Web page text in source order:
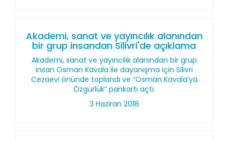
Akademi, sanat ve yayıncılık alanından
bir grup insandan Silivri'de açıklama
Akademi, sanat ve yayıncılık alanından bir grup
insan Osman Kavala ile dayanışma için Silivri
Cezaevi önünde toplandı ve “Osman Kavala’ya
Özgürlük” pankartı açtı.
3 Haziran 2018